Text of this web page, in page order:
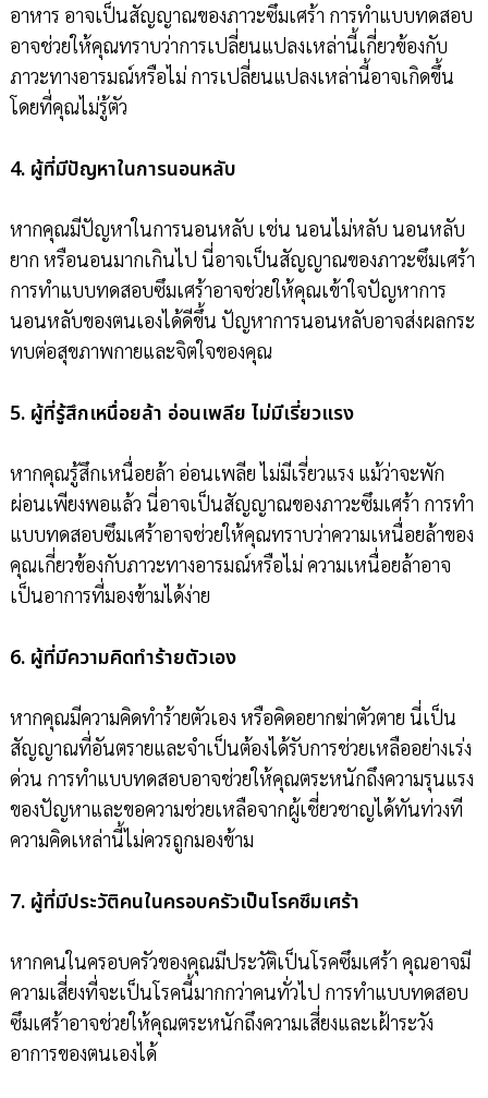
อาหาร อาจเป็นสัญญาณของภาวะซึมเศร้า การทำแบบทดสอบ
อาจช่วยให้คุณทราบว่าการเปลี่ยนแปลงเหล่านี้เกี่ยวข้องกับ
ภาวะทางอารมณ์หรือไม่ การเปลี่ยนแปลงเหล่านี้อาจเกิดขึ้น
โดยที่คุณไม่รู้ตัว
4. ผู้ที่มีปัญหาในการนอนหลับ
หากคุณมีปัญหาในการนอนหลับ เช่น นอนไม่หลับ นอนหลับ
ยาก หรือนอนมากเกินไป นี่อาจเป็นสัญญาณของภาวะซึมเศร้า
การทำแบบทดสอบซึมเศร้าอาจช่วยให้คุณเข้าใจปัญหาการ
นอนหลับของตนเองได้ดีขึ้น ปัญหาการนอนหลับอาจส่งผลกระ
ทบต่อสุขภาพกายและจิตใจของคุณ
5. ผู้ที่รู้สึกเหนื่อยล้า อ่อนเพลีย ไม่มีเรี่ยวแรง
หากคุณรู้สึกเหนื่อยล้า อ่อนเพลีย ไม่มีเรี่ยวแรง แม้ว่าจะพัก
ผ่อนเพียงพอแล้ว นี่อาจเป็นสัญญาณของภาวะซึมเศร้า การทำ
แบบทดสอบซึมเศร้าอาจช่วยให้คุณทราบว่าความเหนื่อยล้าของ
คุณเกี่ยวข้องกับภาวะทางอารมณ์หรือไม่ ความเหนื่อยล้าอาจ
เป็นอาการที่มองข้ามได้ง่าย
6. ผู้ที่มีความคิดทำร้ายตัวเอง
หากคุณมีความคิดทำร้ายตัวเอง หรือคิดอยากฆ่าตัวตาย นี่เป็น
สัญญาณที่อันตรายและจำเป็นต้องได้รับการช่วยเหลืออย่างเร่ง
ด่วน การทำแบบทดสอบอาจช่วยให้คุณตระหนักถึงความรุนแรง
ของปัญหาและขอความช่วยเหลือจากผู้เชี่ยวชาญได้ทันท่วงที
ความคิดเหล่านี้ไม่ควรถูกมองข้าม
7. ผู้ที่มีประวัติคนในครอบครัวเป็นโรคซึมเศร้า
หากคนในครอบครัวของคุณมีประวัติเป็นโรคซึมเศร้า คุณอาจมี
ความเสี่ยงที่จะเป็นโรคนี้มากกว่าคนทั่วไป การทำแบบทดสอบ
ซึมเศร้าอาจช่วยให้คุณตระหนักถึงความเสี่ยงและเฝ้าระวัง
อาการของตนเองได้